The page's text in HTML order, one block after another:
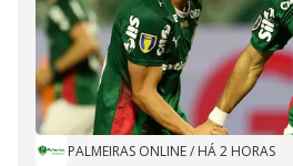
PALMEIRAS ONLINE/ HÁ 2 HORAS